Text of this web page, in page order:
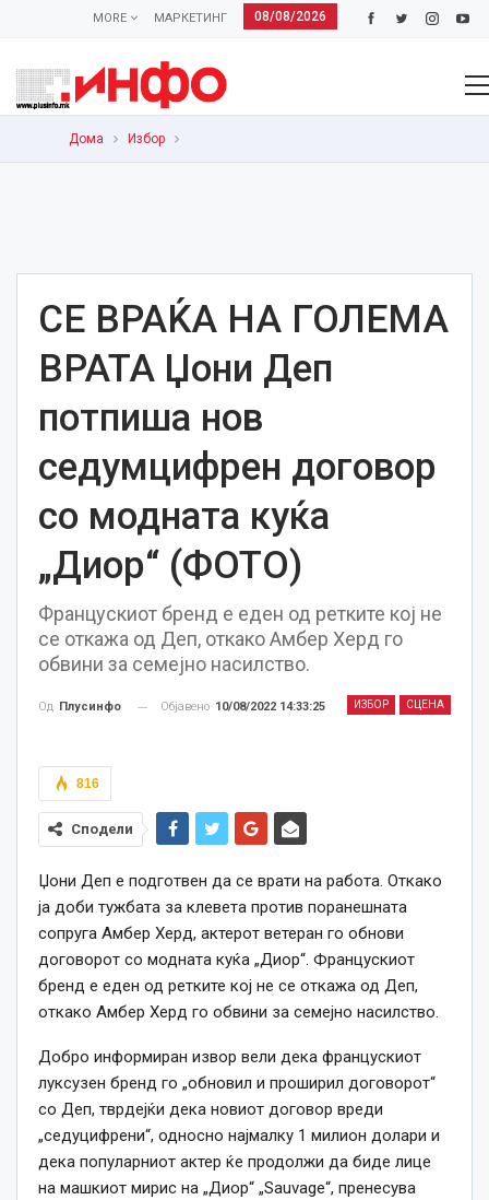
08/08/2026
МАРКЕТИНГ
MORE
Дома Избор
СЕ ВРАЌА НА ГОЛЕМА
ВРАТА Џони Деп
потпиша нов
седумцифрен договор
со модната куќа
„Диор“ (ФОТО)
Францускиот бренд е еден од ретките кој не
се откажа од Деп, откако Амбер Херд го
обвини за семејно насилство.
ИЗБОР СЦЕНА
Од Плусинфо Објавено 10/08/2022 14:33:25
816
Сподели
Џони Деп е подготвен да се врати на работа. Откако
ја доби тужбата за клевета против поранешната
сопруга Амбер Херд, актерот ветеран го обнови
договорот со модната куќа „Диор“. Францускиот
бренд е еден од ретките кој не се откажа од Деп,
откако Амбер Херд го обвини за семејно насилство.
Добро информиран извор вели дека францускиот
луксузен бренд го „обновил и проширил договорот“
со Деп, тврдејќи дека новиот договор вреди
„седуцифрени“, односно најмалку 1 милион долари и
дека популарниот актер ќе продолжи да биде лице
на машкиот мирис на „Диор“ „Sauvage“, пренесува